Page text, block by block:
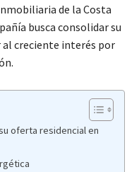
de la Costa
busca consolidar su
al creciente interés por
oferta residencial en